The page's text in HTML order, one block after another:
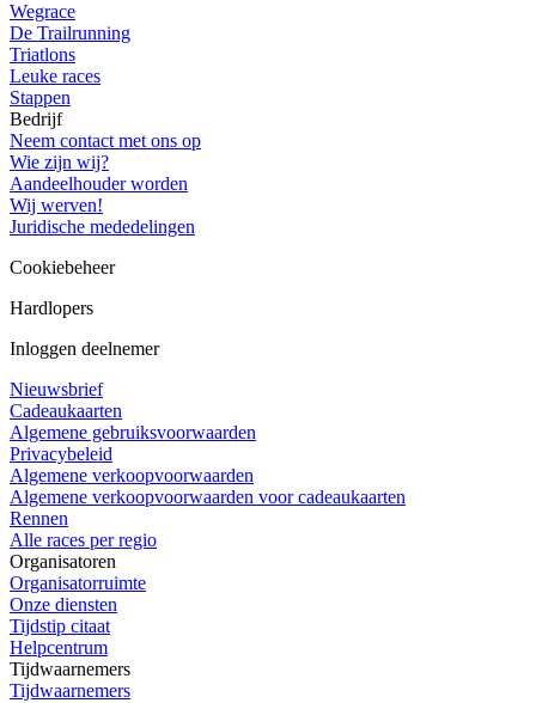
Wegrace
De Trailrunning
Triatlons
Leuke races
Stappen
Bedrijf
Neem contact met ons op
Wie zijn wij?
Aandeelhouder worden
Wij werven!
Juridische mededelingen
Cookiebeheer
Hardlopers
Inloggen deelnemer
Nieuwsbrief
Cadeaukaarten
Algemene gebruiksvoorwaarden
Privacybeleid
Algemene verkoopvoorwaarden
Algemene verkoopvoorwaarden voor cadeaukaarten
Rennen
Alle races per regio
Organisatoren
Organisatorruimte
Onze diensten
Tijdstip citaat
Helpcentrum
Tijdwaarnemers
Tijdwaarnemers